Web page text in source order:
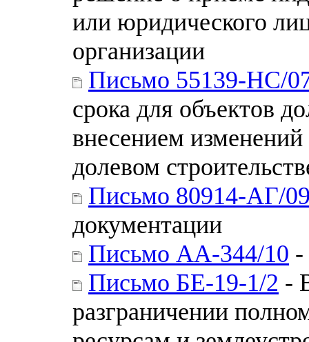
или юридического
организации
Письмо 55139-НС/
срока для объектов
внесением изменений
долевом
Письмо 80914-АГ/
документации
Письмо АА-344/10 -
Письмо БЕ-19-1/2 -
разграничении